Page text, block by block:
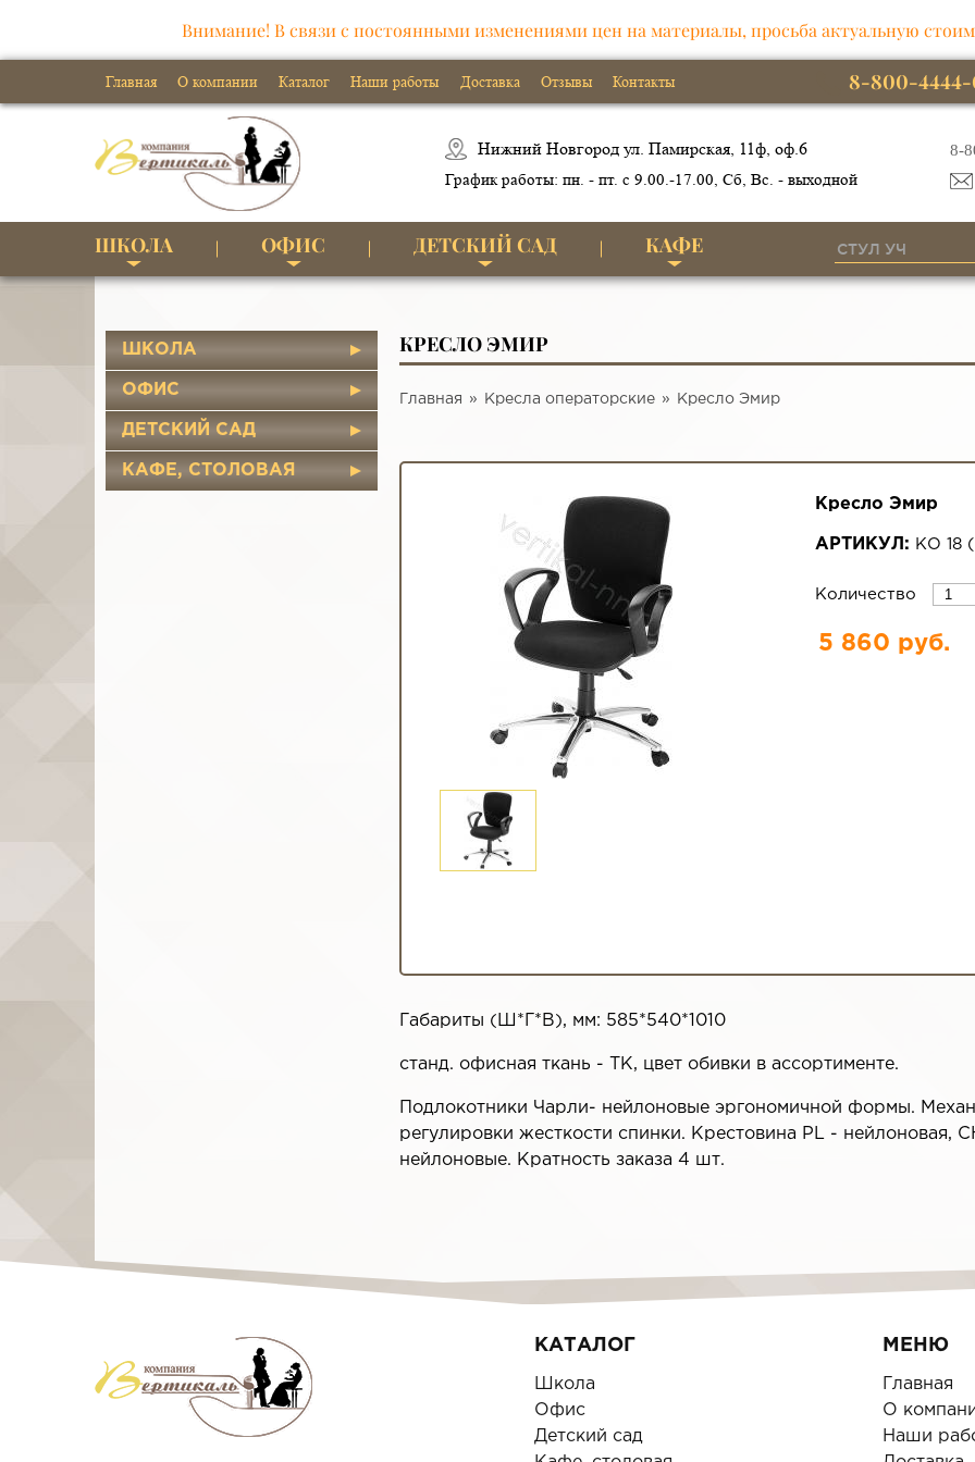
Внимание! В связи с постоянными изменениями цен на материалы, просьба актуальную
Главная О компании Каталог Наши работы Доставка Отзывы Контакты 8-800-
Нижний Новгород ул. Памирская, 11ф, оф.6
График работы: пн. - пт. с 9.00.-17.00, Сб, Вс. - выходной
8-
ШКОЛА ОФИС ДЕТСКИЙ САД КАФЕ
ШКОЛА
ОФИС
ДЕТСКИЙ САД
КАФЕ, СТОЛОВАЯ
КРЕСЛО ЭМИР
Главная Кресла операторские Кресло Эмир
Кресло Эмир
АРТИКУЛ: КО 18 (
Количество
5 860 руб.
Габариты (Ш*Г*В), мм: 585*540*1010
станд. офисная ткань - ТК, цвет обивки в ассортименте.
Подлокотники Чарли- нейлоновые эргономичной формы.
регулировки жесткости спинки. Крестовина PL - нейлоновая,
нейлоновые. Кратность заказа 4 шт.
КАТАЛОГ
Школа
Офис
Детский сад
МЕНЮ
Главная
О
Наши